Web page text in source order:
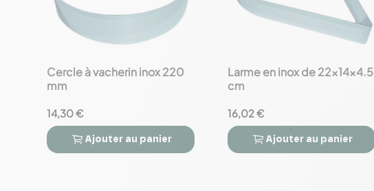
favorite_border
Cercle à vacherin inox 220
mm
14,30 €
 
Ajouter au panier
favorite_border
Larme en inox de 22x14x4.5
cm
16,02 €
 
Ajouter au panier